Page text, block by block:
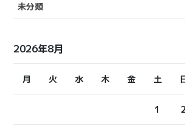
未分類
2026年8月
月 火 水 木 金 土
1 2